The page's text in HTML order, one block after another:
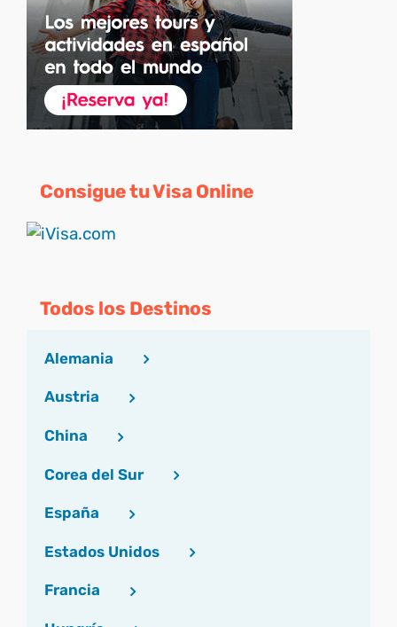
Consigue tu Visa Online
Todos los Destinos
Alemania
Austria
China
Corea del Sur
España
Estados Unidos
Francia